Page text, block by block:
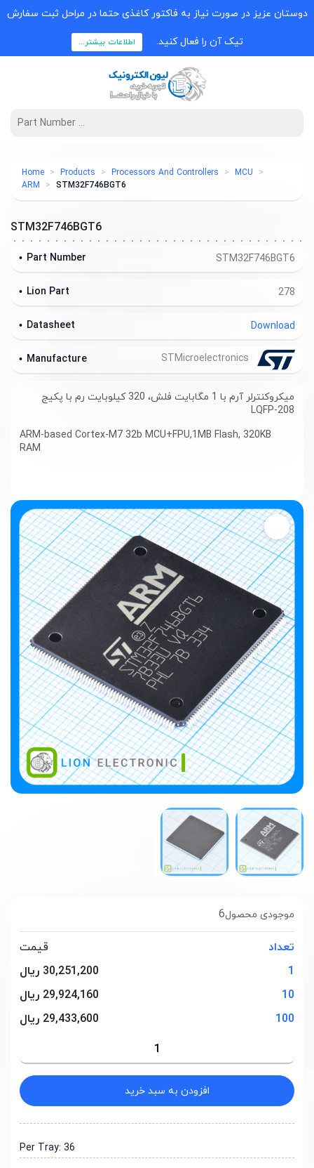
عزیز در صورت نیاز به فاکتور کاغذی حتما در مراحل ثبت سفارش
تیک آن را فعال کنید. اطلاعات بیشتر...
Home Products Processors And Controllers
MCU
ARM
STM32F746BGT6
6موجودی محصول
تعداد
قیمت
30,251,200 ریال
10
29,924,160 ریال
100
29,433,600 ریال
افزودن به سبد خرید
Per Tray: 36
STM32F746BGT6
STM32F746BGT6
Part Number
278
Lion Part
Download
Datasheet
STMicroelectronics
Manufacture
میکروکنترلر آرم با 1 مگابایت فلش، 320 کیلوبایت رم با پکیج
LQFP-208
ARM-based Cortex-M7 32b MCU+FPU,1MB Flash, 320KB
RAM